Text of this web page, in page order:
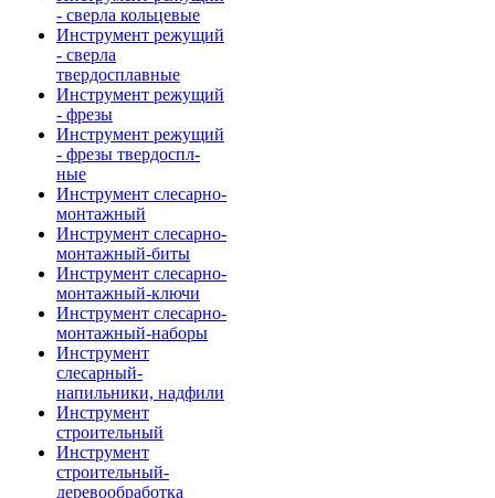
- сверла кольцевые
Инструмент режущий
- сверла
твердосплавные
Инструмент режущий
- фрезы
Инструмент режущий
- фрезы твердоспл-
ные
Инструмент слесарно-
монтажный
Инструмент слесарно-
монтажный-биты
Инструмент слесарно-
монтажный-ключи
Инструмент слесарно-
монтажный-наборы
Инструмент
слесарный-
напильники, надфили
Инструмент
строительный
Инструмент
строительный-
деревообработка